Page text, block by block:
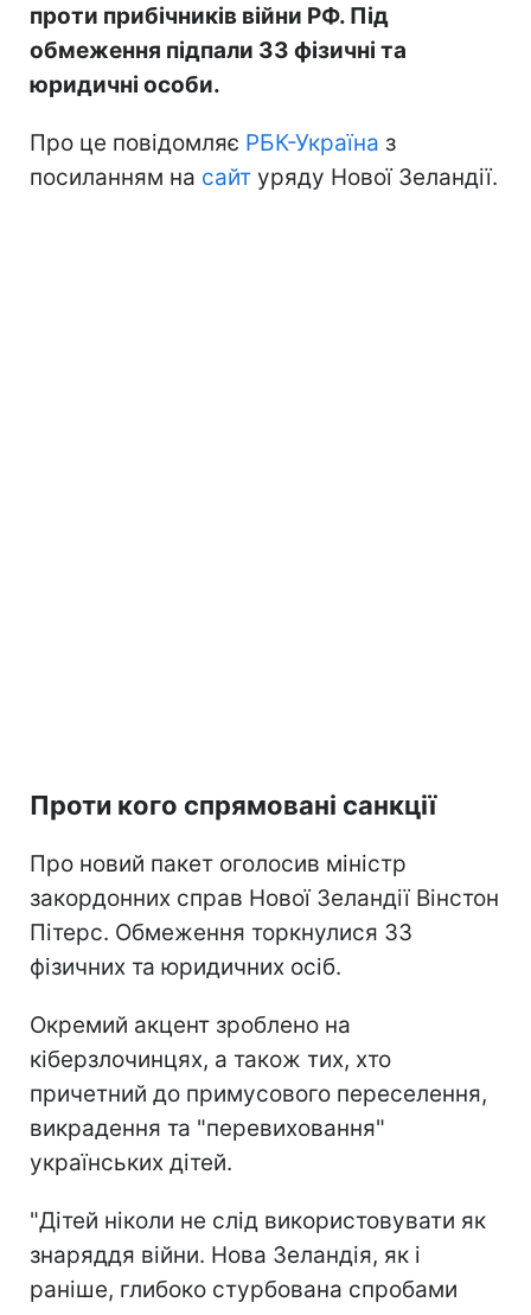
проти прибічників війни РФ. Під
обмеження підпали 33 фізичні та
юридичні особи.
Про це повідомляє РБК-Україна з
посиланням на сайт уряду Нової Зеландії.
Проти кого спрямовані санкції
Про новий пакет оголосив міністр
закордонних справ Нової Зеландії Вінстон
Пітерс. Обмеження торкнулися 33
фізичних та юридичних осіб.
Окремий акцент зроблено на
кіберзлочинцях, а також тих, хто
причетний до примусового переселення,
викрадення та "перевиховання"
українських дітей.
"Дітей ніколи не слід використовувати як
знаряддя війни. Нова Зеландія, як і
раніше, глибоко стурбована спробами